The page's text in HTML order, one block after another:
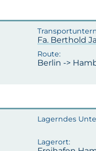
Fa. Berthold
Berlin ->